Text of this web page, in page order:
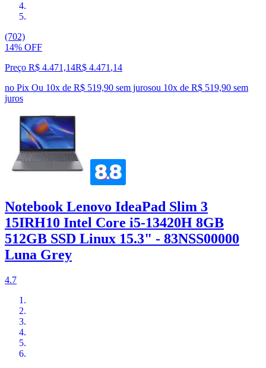
(702)
14% OFF
Preço R$ 4.471,14R$ 4.471 ,14
no Pix Ou 10x de R$ 519,90 sem jurosou 10x de R$ 519,90 sem
juros
Notebook Lenovo IdeaPad Slim 3
15IRH10 Intel Core i5-13420H 8GB
512GB SSD Linux 15.3" - 83NSS00000
Luna Grey
4.7